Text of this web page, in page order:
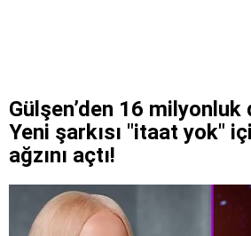
Gülşen’den 16 milyonluk
Yeni şarkısı "itaat yok"
ağzını açtı!